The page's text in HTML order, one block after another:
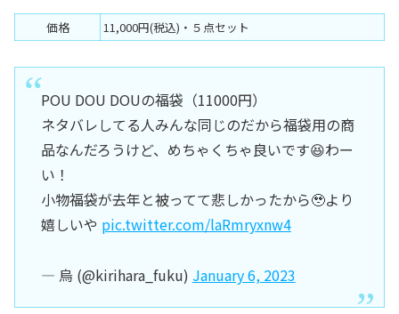
価格 11,000円(税込)・５点セット
POU DOU DOUの福袋（11000円）
ネタバレしてる人みんな同じのだから福袋用の商
品なんだろうけど、めちゃくちゃ良いです😆わー
い！
小物福袋が去年と被ってて悲しかったから🥹より
嬉しいや pic.twitter.com/laRmryxnw4
— 烏 (@kirihara_fuku) January 6, 2023